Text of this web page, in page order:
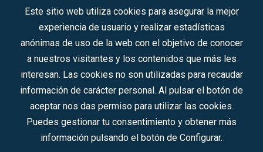
Contacto
Sociedad Mercantil Estatal para la Gestión de la Innovación y las
Inscrita en el R.M. de Madrid, T, 12593, Se. 8, F. 129, H. 201.307.
C.I.F.: A-81/874.984
Síguenos en redes sociales:
Este sitio web utiliza cookies para asegurar la mejor
experiencia de usuario y realizar estadísticas
anónimas de uso de la web con el objetivo de conocer
a nuestros visitantes y los contenidos que más les
interesan. Las cookies no son utilizadas para recaudar
información de carácter personal. Al pulsar el botón de
aceptar nos das permiso para utilizar las cookies.
Puedes gestionar tu consentimiento y obtener más
información pulsando el botón de Configurar.